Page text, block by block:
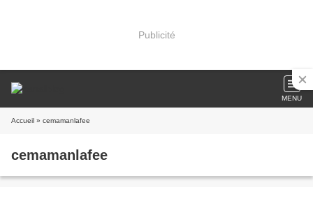
Publicité
MENU
Accueil » cemamanlafee
cemamanlafee